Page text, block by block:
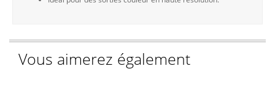
Vous aimerez également